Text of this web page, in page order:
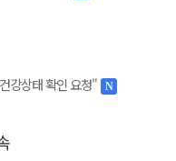
강상태 확인 요청" N